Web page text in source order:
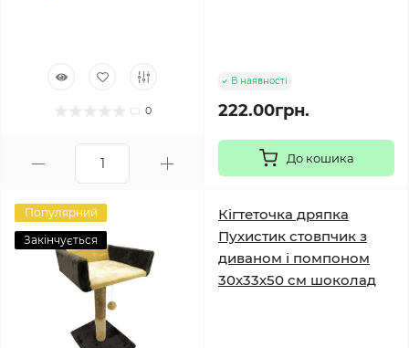
0
В наявності
222.00грн.
До кошика
Популярний
Закінчується
Кігтеточка дряпка
Пухистик стовпчик з
диваном і помпоном
30х33х50 см шоколад